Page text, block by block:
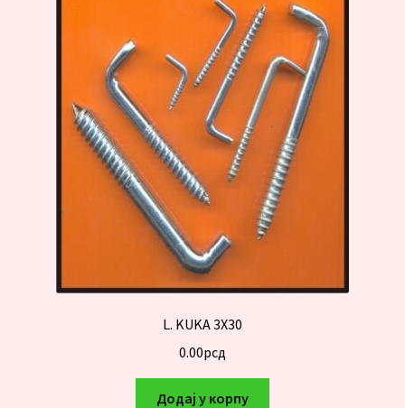
L. KUKA 3X30
0.00рсд
Додај у корпу